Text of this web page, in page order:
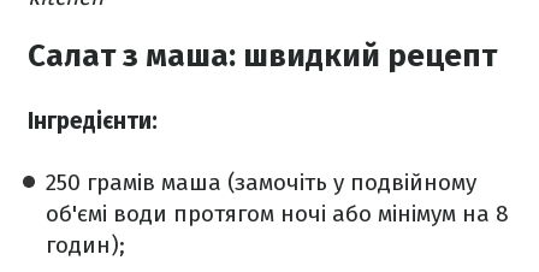
Салат з маша: швидкий рецепт
Інгредієнти:
250 грамів маша (замочіть у подвійному
об'ємі води протягом ночі або мінімум на 8
годин);